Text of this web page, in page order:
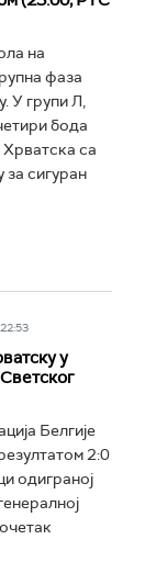
на
фаза
У групи Л,
бода
са
сигуран
у
Белгије
2:0
одиграној